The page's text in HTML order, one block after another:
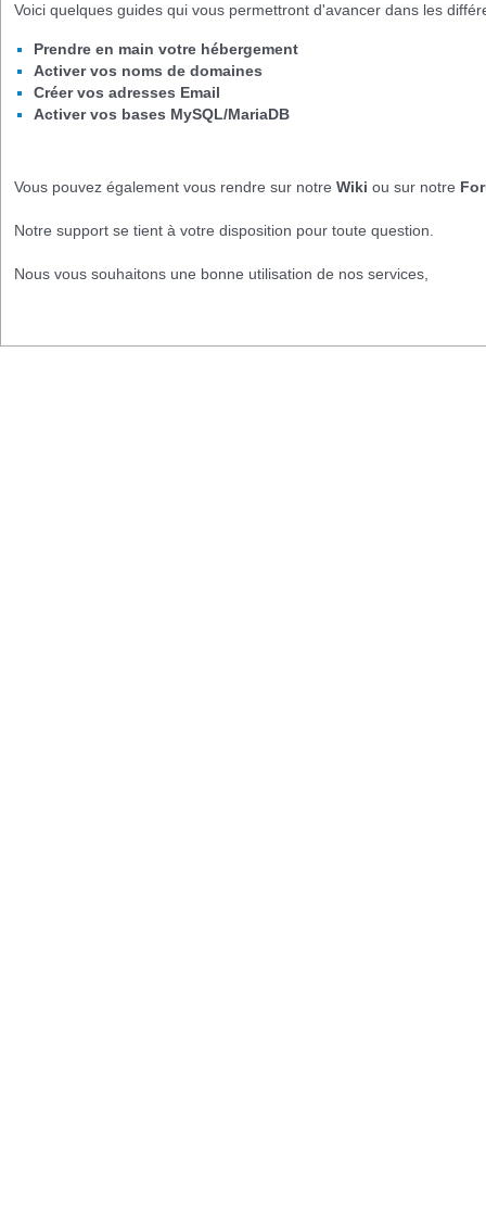
Voici quelques guides qui vous permettront d'avancer dans les
Prendre en main votre hébergement
Activer vos noms de domaines
Créer vos adresses Email
Activer vos bases MySQL/MariaDB
Vous pouvez également vous rendre sur notre Wiki ou sur notre
Notre support se tient à votre disposition pour toute question.
Nous vous souhaitons une bonne utilisation de nos services,